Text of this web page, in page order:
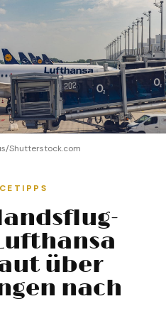
Shutterstock.com
über
nach